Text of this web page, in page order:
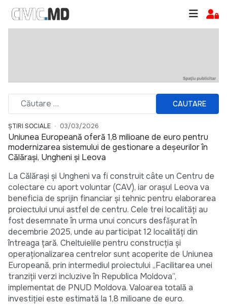
CAUTARE
ȘTIRI SOCIALE 03/03/2026
Uniunea Europeană oferă 1,8 milioane de euro pentru
modernizarea sistemului de gestionare a deșeurilor în
Călărași, Ungheni și Leova
La Călărași și Ungheni va fi construit câte un Centru de
colectare cu aport voluntar (CAV), iar orașul Leova va
beneficia de sprijin financiar și tehnic pentru elaborarea
proiectului unui astfel de centru. Cele trei localități au
fost desemnate în urma unui concurs desfǎşurat în
decembrie 2025, unde au participat 12 localități din
întreaga țară. Cheltuielile pentru construcția și
operaționalizarea centrelor sunt acoperite de Uniunea
Europeană, prin intermediul proiectului „Facilitarea unei
tranziții verzi incluzive în Republica Moldova”,
implementat de PNUD Moldova. Valoarea totală a
investiției este estimată la 1,8 milioane de euro.